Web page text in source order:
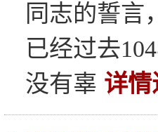
同志的誓言
已经过去
没有辜 详情